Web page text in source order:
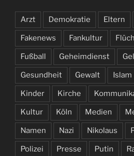
Arzt Demokratie Eltern
Fakenews Fankultur
Fußball Geheimdienst
Gesundheit Gewalt Islam
Kinder Kirche
Kultur Köln Medien
Namen Nazi Nikolaus
Polizei Presse Putin